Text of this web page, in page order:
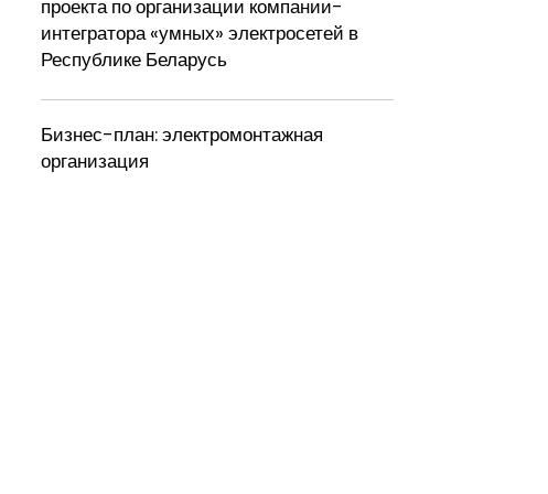
проекта по организации компании-
интегратора «умных» электросетей в
Республике Беларусь
Бизнес-план: электромонтажная
организация